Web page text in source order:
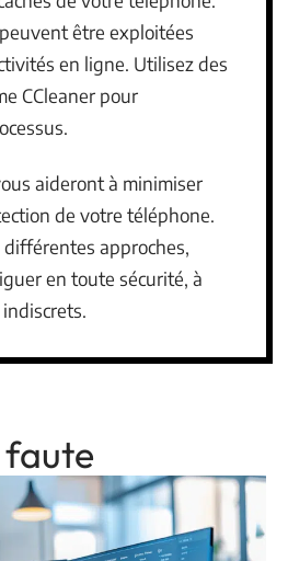
être exploitées
en ligne. Utilisez des
CCleaner pour
aideront à minimiser
de votre téléphone.
différentes approches,
en toute sécurité, à
faute